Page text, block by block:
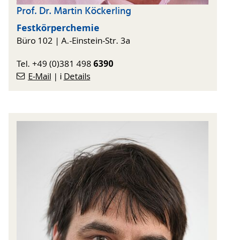
Prof. Dr. Martin Köckerling
Festkörperchemie
Büro 102 | A.-Einstein-Str. 3a
Tel. +49 (0)381 498 6390
E-Mail | ℹ️ Details